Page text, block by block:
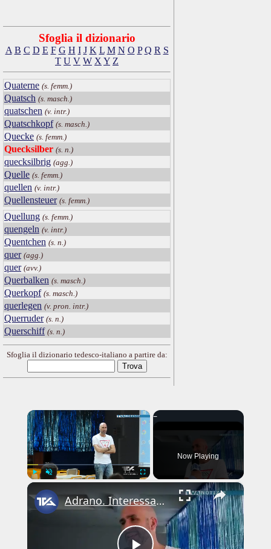
Sfoglia il dizionario
A B C D E F G H I J K L M N O P Q R S
T U V W X Y Z
Quaterne (s. femm.)
Quatsch (s. masch.)
quatschen (v. intr.)
Quatschkopf (s. masch.)
Quecke (s. femm.)
Quecksilber (s. n.)
quecksilbrig (agg.)
Quelle (s. femm.)
quellen (v. intr.)
Quellensteuer (s. femm.)
Quellung (s. femm.)
quengeln (v. intr.)
Quentchen (s. n.)
quer (agg.)
quer (avv.)
Querbalken (s. masch.)
Querkopf (s. masch.)
querlegen (v. pron. intr.)
Querruder (s. n.)
Querschiff (s. n.)
Sfoglia il dizionario tedesco-italiano a partire da:
×
Now Playing
×
Adrano. Interessante incontro al liceo “Verga” con il prof. Fabio Gamberini. Studenti del Linguistic